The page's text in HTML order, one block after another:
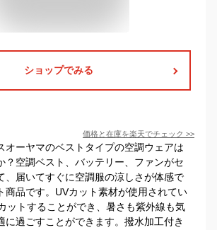
ショップでみる
価格と在庫を楽天でチェック >>
オーヤマのベストタイプの空調ウェアは
？空調ベスト、バッテリー、ファンがセ
、届いてすぐに空調服の涼しさが体感で
商品です。UVカット素材が使用されてい
ットすることができ、暑さも紫外線も気
に過ごすことができます。撥水加工付き